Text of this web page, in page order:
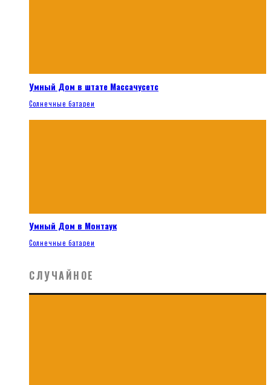
Умный Дом в штате Массачусетс
Солнечные батареи
Умный Дом в Монтаук
Солнечные батареи
СЛУЧАЙНОЕ